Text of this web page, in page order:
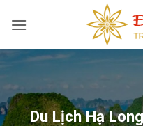
Du Lịch Hạ